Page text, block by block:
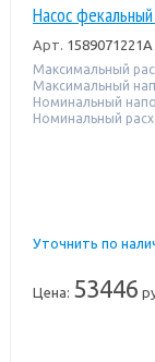
Насос
Арт. 1589071221A
Максимальный
Максимальный
Номинальный
Номинальный
Уточнить по
Цена: 53446